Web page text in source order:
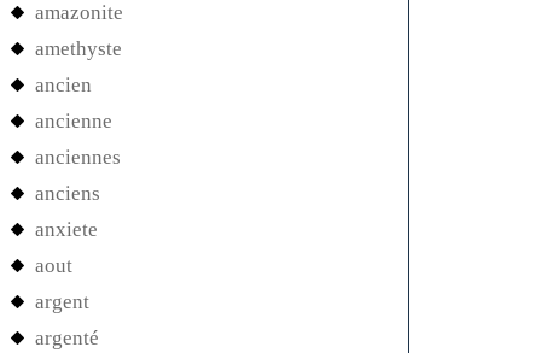
amazonite
amethyste
ancien
ancienne
anciennes
anciens
anxiete
aout
argent
argenté